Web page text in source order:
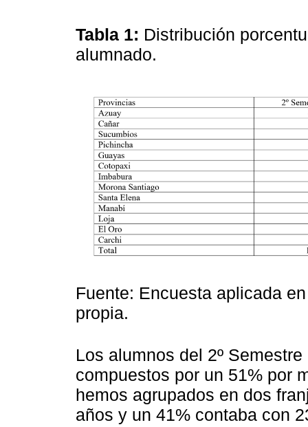
Tabla 1: Distribución
alumnado.
Fuente: Encuesta aplicada
propia.
Los alumnos del 2º
compuestos por un 51% por
hemos agrupados en dos
años y un 41% contaba con